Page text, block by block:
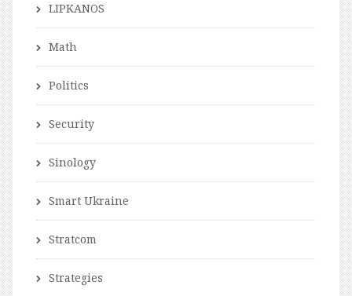
LIPKANOS
Math
Politics
Security
Sinology
Smart Ukraine
Stratcom
Strategies